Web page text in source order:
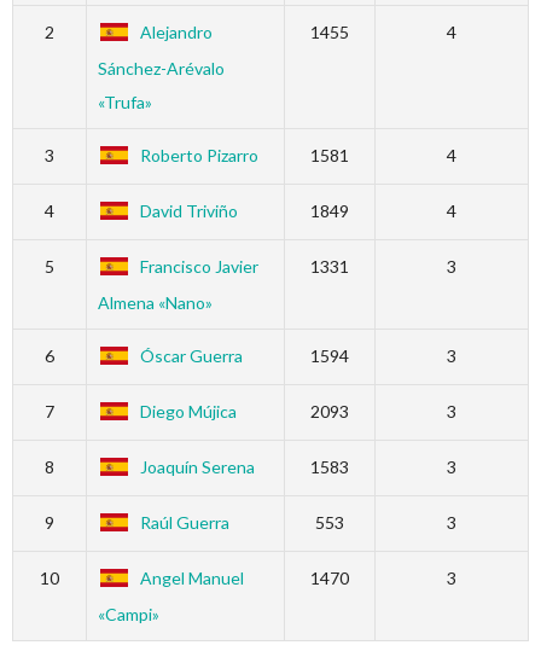
2
Alejandro
Sánchez-Arévalo
«Trufa»
1455 4
3 Roberto Pizarro 1581 4
4 David Triviño 1849 4
5
Francisco Javier
Almena «Nano»
1331 3
6 Óscar Guerra 1594 3
7 Diego Mújica 2093 3
8 Joaquín Serena 1583 3
9 Raúl Guerra 553 3
10
Angel Manuel
«Campi»
1470 3